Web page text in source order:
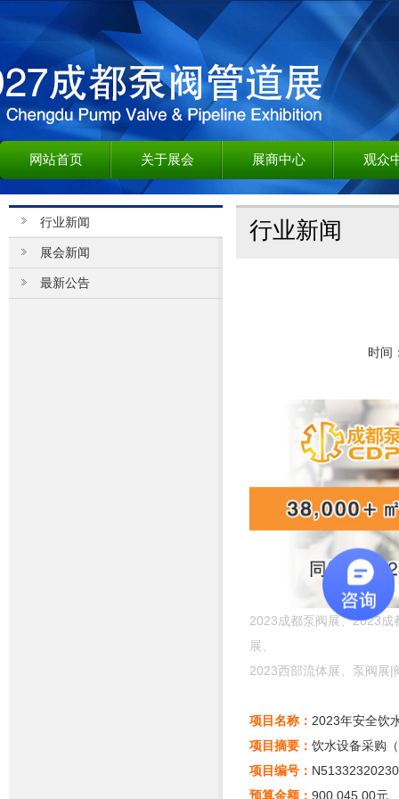
网站首页 关于展会 展商中心 观众
行业新闻
展会新闻
最新公告
行业新闻
时间
2023成都泵阀展、2023
展、
2023西部流体展、 泵阀展|
项目名称： 2023年安全饮
项目摘要： 饮水设备采购
项目编号：
预算金额： 900,045.00元